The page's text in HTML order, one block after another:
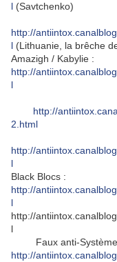
l (Savtchenko)
http://
l (Lithuanie, la brêche
Amazigh / Kabylie :
http://
l
http://
2.html
http://
l
Black Blocs :
http://
l
http://
l
Faux anti-Système
http://